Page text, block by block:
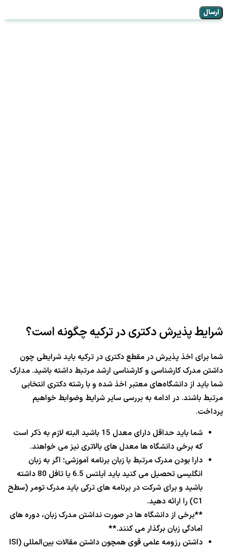
ارسال
شرایط پذیرش دکتری در ترکیه چگونه است؟
شما برای اخذ پذیرش در مقطع دکتری در ترکیه باید شرایطی چون
داشتن مدرک کارشناسی و کارشناسی ارشد مرتبط داشته باشید. مدارک
شما باید از دانشگاه‌های معتبر اخذ شده و با رشته دکتری انتخابی
مرتبط باشند. در ادامه به بررسی سایر شرایط وضوابط خواهیم
پرداخت.
شما باید حداقل دارای معدل 15 باشید البته لازم به ذکر است
که برخی دانشگاه ها معدل های بالاتری نیز می خواهند.
دارا بودن مدرک مرتبط با زبان برنامه آموزشی؛ اگر به زبان
انگلیسی تحصیل می کنید باید آیلتس 6.5 یا تافل 80 داشته
باشید و برای شرکت در برنامه های ترکی باید مدرک تومر (سطح
C1) را ارائه دهید.
**برخی از دانشگاه ها در صورت نداشتن مدرک زبان، دوره های
آمادگی زبان برگذار می کنند.**
داشتن رزومه علمی قوی همچون داشتن مقالات بین‌المللی (ISI